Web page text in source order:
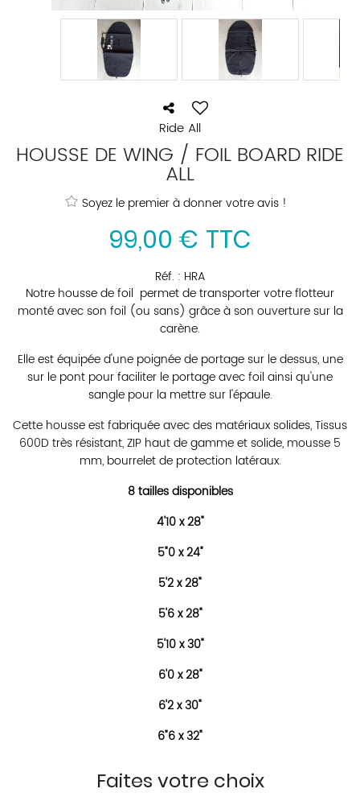
Ride All
HOUSSE DE WING / FOIL BOARD RIDE
ALL
Soyez le premier à donner votre avis !
99,00 € TTC
Réf. : HRA
Notre housse de foil permet de transporter votre flotteur
monté avec son foil (ou sans) grâce à son ouverture sur la
carène.
Elle est équipée d'une poignée de portage sur le dessus, une
sur le pont pour faciliter le portage avec foil ainsi qu'une
sangle pour la mettre sur l'épaule.
Cette housse est fabriquée avec des matériaux solides, Tissus
600D très résistant, ZIP haut de gamme et solide, mousse 5
mm, bourrelet de protection latéraux.
8 tailles disponibles
4'10 x 28"
5"0 x 24"
5'2 x 28"
5'6 x 28"
5'10 x 30"
6'0 x 28"
6'2 x 30"
6"6 x 32"
Faites votre choix